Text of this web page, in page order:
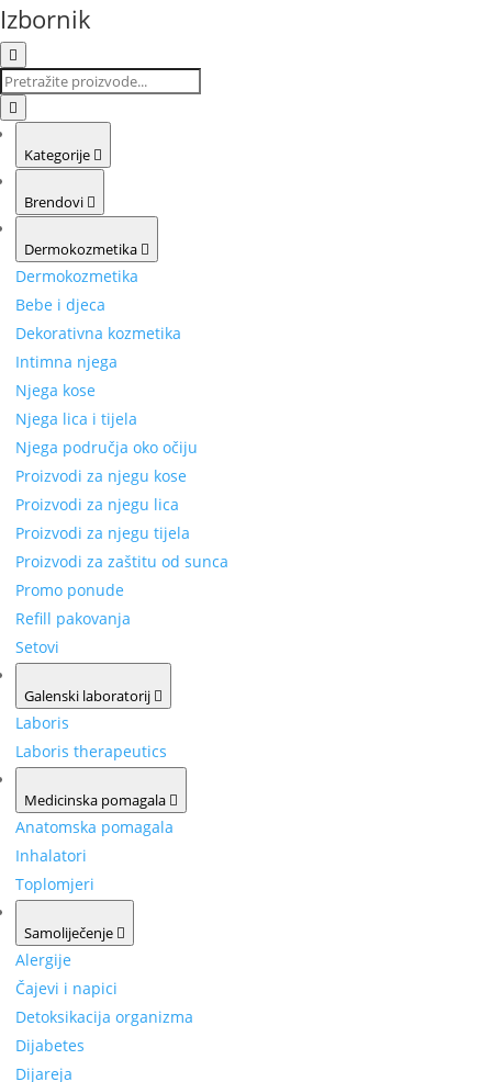
Izbornik
Kategorije
Brendovi
Dermokozmetika
Dermokozmetika
Bebe i djeca
Dekorativna kozmetika
Intimna njega
Njega kose
Njega lica i tijela
Njega područja oko očiju
Proizvodi za njegu kose
Proizvodi za njegu lica
Proizvodi za njegu tijela
Proizvodi za zaštitu od sunca
Promo ponude
Refill pakovanja
Setovi
Galenski laboratorij
Laboris
Laboris therapeutics
Medicinska pomagala
Anatomska pomagala
Inhalatori
Toplomjeri
Samoliječenje
Alergije
Čajevi i napici
Detoksikacija organizma
Dijabetes
Dijareja